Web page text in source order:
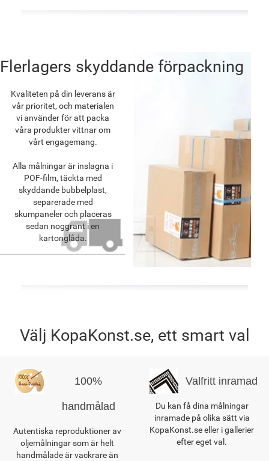
Flerlagers skyddande förpackning
Kvaliteten på din leverans är
vår prioritet, och materialen
vi använder för att packa
våra produkter vittnar om
vårt engagemang.
Alla målningar är inslagna i
POF-film, täckta med
skyddande bubbelplast,
separerade med
skumpaneler och placeras
sedan noggrant i en
kartonglåda.
Välj KopaKonst.se, ett smart val
100%
handmålad
Autentiska reproduktioner av
oljemålningar som är helt
handmålade är vackrare än
Valfritt inramad
Du kan få dina målningar
inramade på olika sätt via
KopaKonst.se eller i gallerier
efter eget val.